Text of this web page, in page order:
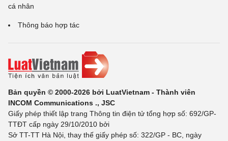
cá nhân
Thông báo hợp tác
Bản quyền © 2000-2026 bởi LuatVietnam - Thành viên
INCOM Communications ., JSC
Giấy phép thiết lập trang Thông tin điện tử tổng hợp số: 692/GP-
TTĐT cấp ngày 29/10/2010 bởi
Sở TT-TT Hà Nội, thay thế giấy phép số: 322/GP - BC, ngày